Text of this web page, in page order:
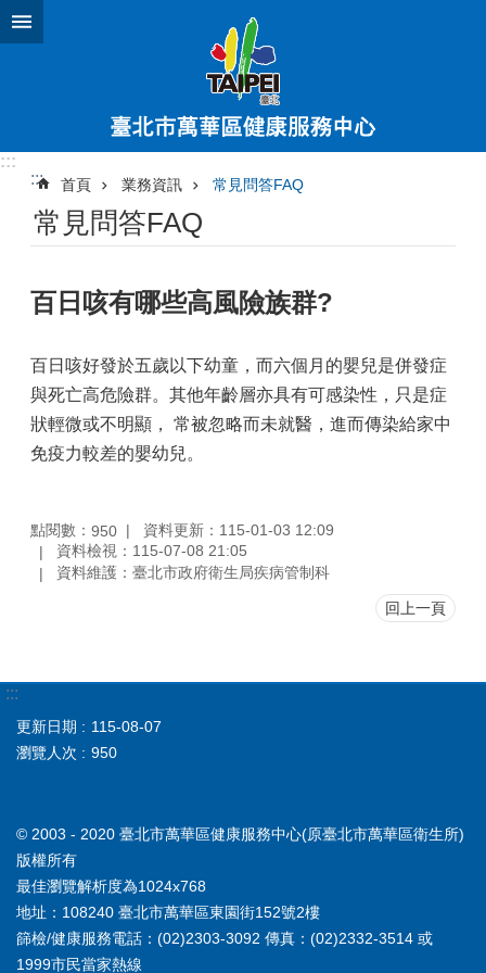
跳到主要內容區塊
:::
:::
首頁 業務資訊 常見問答FAQ
常見問答FAQ
百日咳有哪些高風險族群?
百日咳好發於五歲以下幼童，而六個月的嬰兒是併發症
與死亡高危險群。其他年齡層亦具有可感染性，只是症
狀輕微或不明顯， 常被忽略而未就醫，進而傳染給家中
免疫力較差的嬰幼兒。
點閱數： 950
資料更新：115-01-03 12:09
資料檢視：115-07-08 21:05
資料維護：臺北市政府衛生局疾病管制科
回上一頁
:::
更新日期
115-08-07
瀏覽人次
950
© 2003 - 2020 臺北市萬華區健康服務中心(原臺北市萬華區衛生所)
版權所有
最佳瀏覽解析度為1024x768
地址：108240 臺北市萬華區東園街152號2樓
篩檢/健康服務電話：(02)2303-3092 傳真：(02)2332-3514 或
1999市民當家熱線